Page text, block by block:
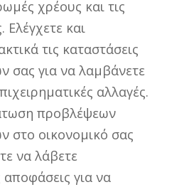
χρέους και τις
Ελέγχετε και
τις καταστάσεις
σας για να λαμβάνετε
αλλαγές.
προβλέψεων
στο οικονομικό σας
να λάβετε
για να